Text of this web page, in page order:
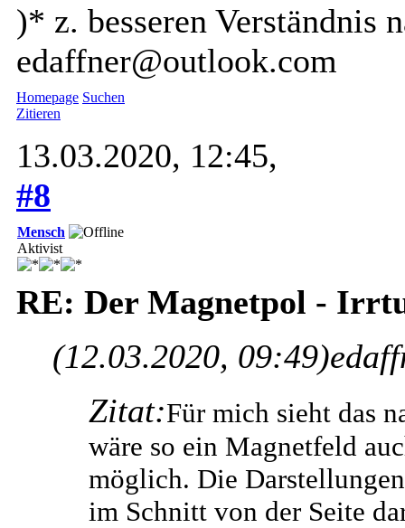
)* z. besseren Verständnis
edaffner@outlook.com
Homepage Suchen
Zitieren
13.03.2020, 12:45,
#8
Mensch
Aktivist
RE: Der Magnetpol -
(12.03.2020, 09:49)
Zitat:Für mich sieht das
wäre so ein Magnetfeld
möglich. Die
im Schnitt von der Seite